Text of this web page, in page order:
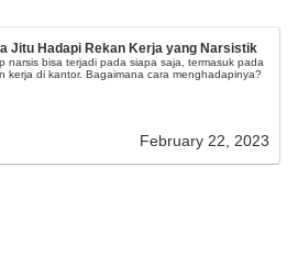
Jitu Hadapi Rekan Kerja yang Narsistik
narsis bisa terjadi pada siapa saja, termasuk pada
kerja di kantor. Bagaimana cara menghadapinya?
February 22, 2023